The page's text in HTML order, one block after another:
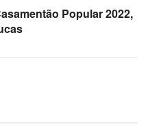
Popular 2022,